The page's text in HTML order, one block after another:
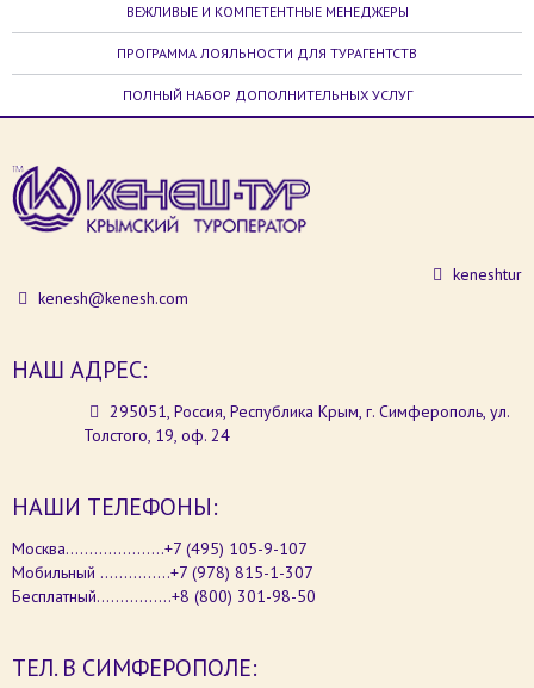
ВЕЖЛИВЫЕ И КОМПЕТЕНТНЫЕ МЕНЕДЖЕРЫ
ПРОГРАММА ЛОЯЛЬНОСТИ ДЛЯ ТУРАГЕНТСТВ
ПОЛНЫЙ НАБОР ДОПОЛНИТЕЛЬНЫХ УСЛУГ
keneshtur
kenesh@kenesh.com
НАШ АДРЕС:
295051, Россия, Республика Крым, г. Симферополь, ул.
Толстого, 19, оф. 24
НАШИ ТЕЛЕФОНЫ:
Москва.....................+7 (495) 105-9-107
Мобильный ...............+7 (978) 815-1-307
Бесплатный................+8 (800) 301-98-50
ТЕЛ. В СИМФЕРОПОЛЕ: